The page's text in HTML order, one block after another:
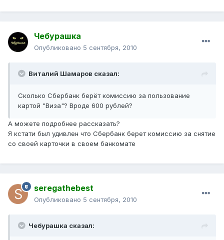
Чебурашка
Опубликовано 5 сентября, 2010
Виталий Шамаров сказал:
Сколько Сбербанк берёт комиссию за пользование
картой "Виза"? Вроде 600 рублей?
А можете подробнее рассказать?
Я кстати был удивлен что Сбербанк берет комиссию за снятие
со своей карточки в своем банкомате
seregathebest
Опубликовано 5 сентября, 2010
Чебурашка сказал: